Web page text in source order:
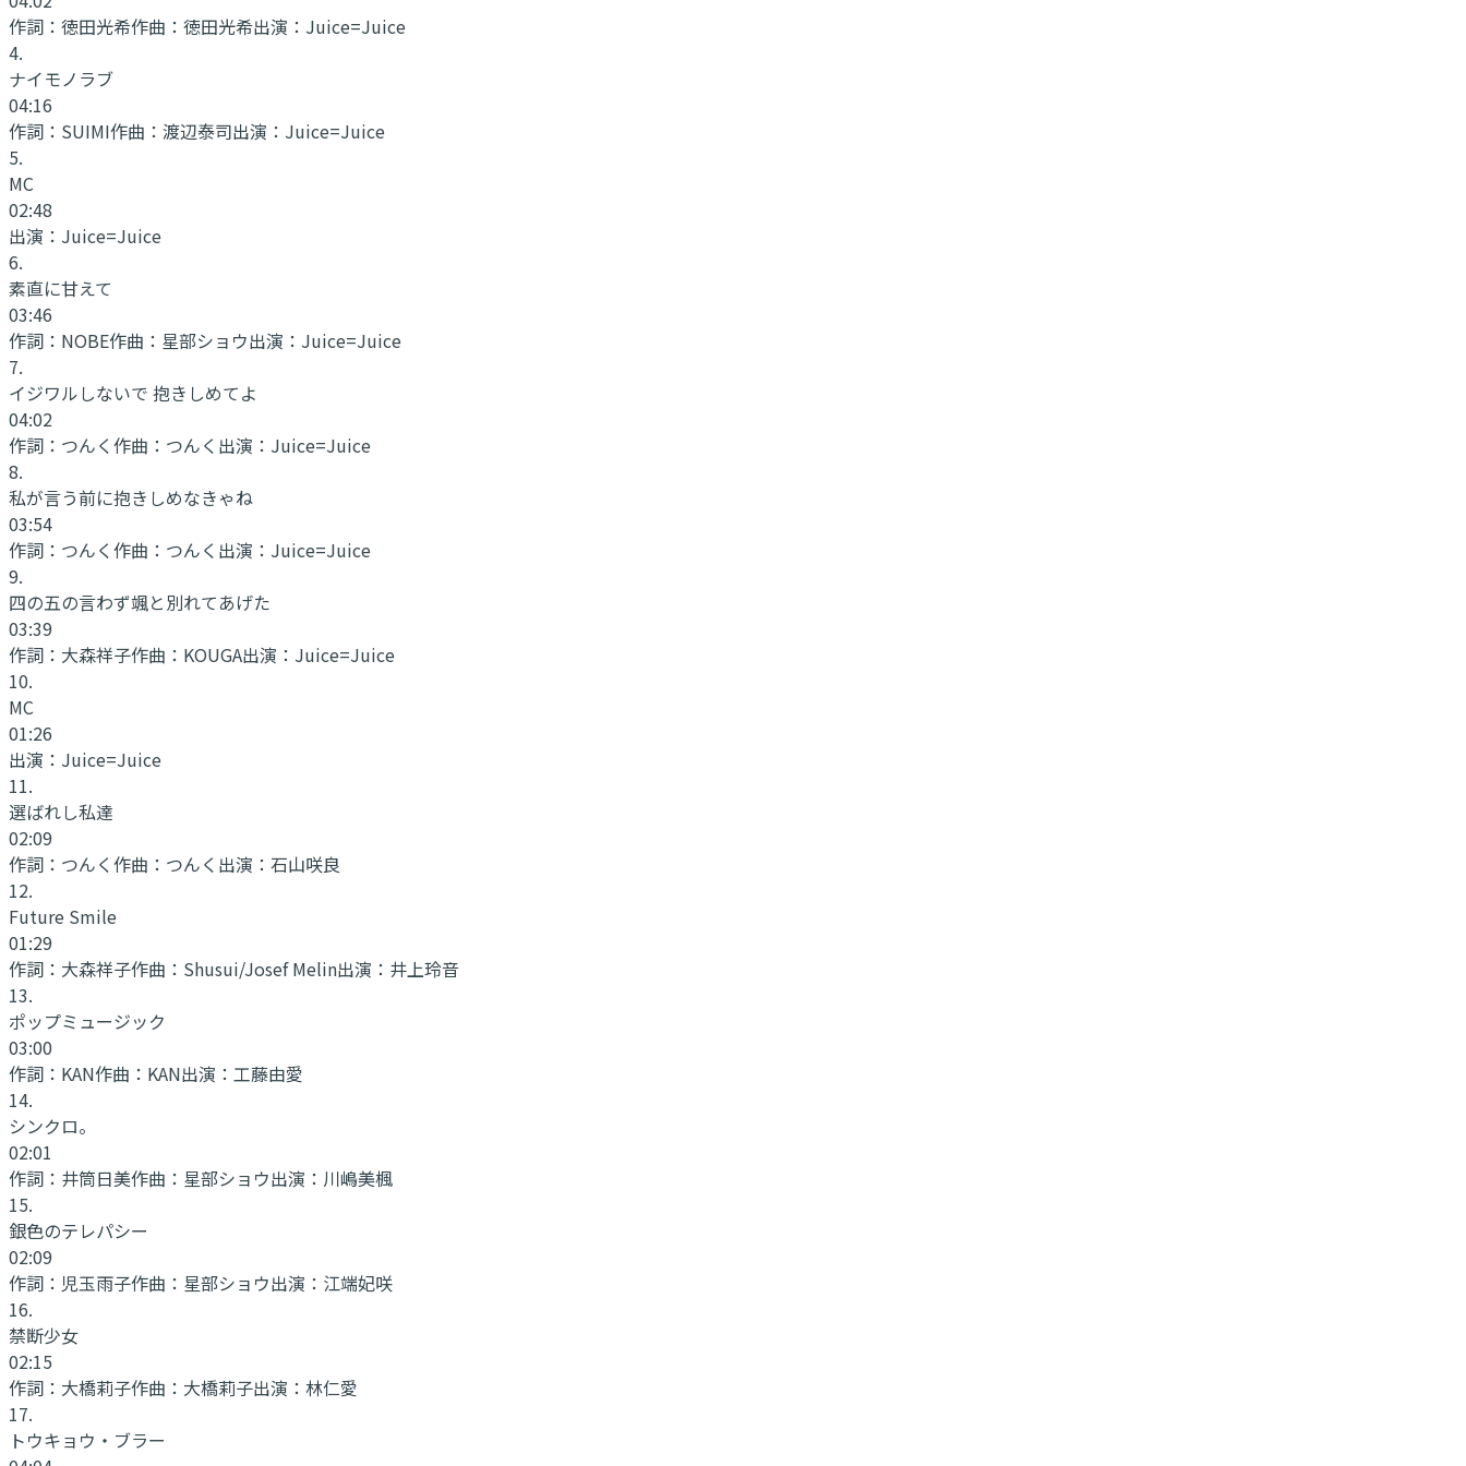
作詞： 徳田光希作曲： 徳田光希出演： Juice=Juice
4.
ナイモノラブ
04:16
作詞： SUIMI作曲： 渡辺泰司出演： Juice=Juice
5.
MC
02:48
出演： Juice=Juice
6.
素直に甘えて
03:46
作詞： NOBE作曲： 星部ショウ出演： Juice=Juice
7.
イジワルしないで 抱きしめてよ
04:02
作詞： つんく作曲： つんく 出演： Juice=Juice
8.
私が言う前に抱きしめなきゃね
03:54
作詞： つんく作曲： つんく 出演： Juice=Juice
9.
四の五の言わず颯と別れてあげた
03:39
作詞： 大森祥子作曲： KOUGA出演： Juice=Juice
10.
MC
01:26
出演： Juice=Juice
11.
選ばれし私達
02:09
作詞： つんく作曲： つんく 出演： 石山咲良
12.
Future Smile
01:29
作詞： 大森祥子作曲： Shusui/Josef Melin出演： 井上玲音
13.
ポップミュージック
03:00
作詞： KAN作曲： KAN出演： 工藤由愛
14.
シンクロ。
02:01
作詞： 井筒日美作曲： 星部ショウ出演： 川嶋美楓
15.
銀色のテレパシー
02:09
作詞： 児玉雨子作曲： 星部ショウ出演： 江端妃咲
16.
禁断少女
02:15
作詞： 大橋莉子作曲： 大橋莉子出演： 林仁愛
17.
トウキョウ・ブラー